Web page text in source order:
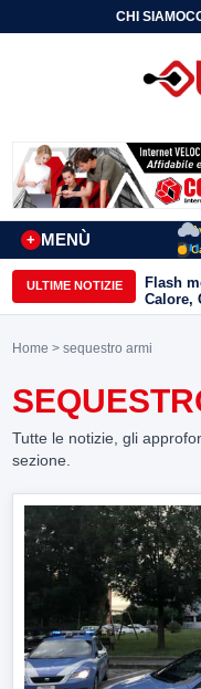
CHI SIAMO
MENÙ
+
ULTIME NOTIZIE
Flash
Calore,
Home > sequestro armi
Tutte le notizie, gli
sezione.